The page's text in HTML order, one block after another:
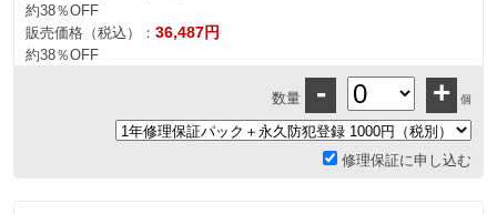
約38％OFF
販売価格（税込）： 36,487円
約38％OFF
数量 - + 個
修理保証に申し込む